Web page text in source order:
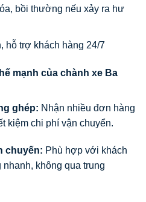
bồi thường nếu xảy ra hư
hỗ trợ khách hàng 24/7
mạnh của chành xe Ba
ghép: Nhận nhiều đơn hàng
kiệm chi phí vận chuyển.
chuyến: Phù hợp với khách
không qua trung